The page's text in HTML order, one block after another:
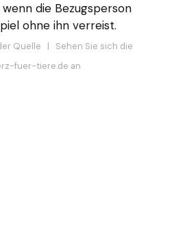
die Bezugsperson
ohne ihn verreist.
Quelle | Sehen Sie sich die
fuer-tiere.de an